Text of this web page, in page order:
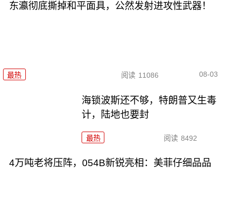
东瀛彻底撕掉和平面具，公然发射进攻性武器！
最热 阅读 11086 08-03
海锁波斯还不够，特朗普又生毒
计，陆地也要封
最热 阅读 8492
4万吨老将压阵，054B新锐亮相：美菲仔细品品